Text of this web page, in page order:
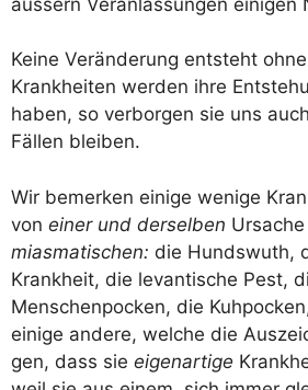
Kei­ne Ver­än­de­rung ent­steht
Krank­hei­ten wer­den ihre
haben, so ver­bor­gen sie uns
Fäl­len bleiben.
Wir bemer­ken eini­ge weni­ge
von einer und der­sel­ben
mias­ma­ti­schen: die Hunds­wuth,
Krank­heit, die levan­ti­sche Pest,
Men­schen­po­cken, die
eini­ge ande­re, wel­che die
gen, dass sie eigen­ar­ti­ge